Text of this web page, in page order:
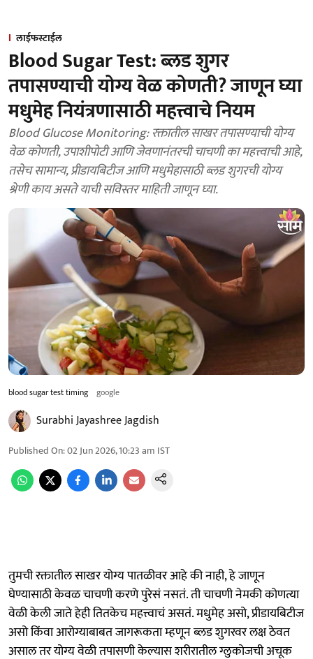
लाईफस्टाईल
Blood Sugar Test: ब्लड शुगर
तपासण्याची योग्य वेळ कोणती? जाणून घ्या
मधुमेह नियंत्रणासाठी महत्त्वाचे नियम
Blood Glucose Monitoring: रक्तातील साखर तपासण्याची योग्य
वेळ कोणती, उपाशीपोटी आणि जेवणानंतरची चाचणी का महत्त्वाची आहे,
तसेच सामान्य, प्रीडायबिटीज आणि मधुमेहासाठी ब्लड शुगरची योग्य
श्रेणी काय असते याची सविस्तर माहिती जाणून घ्या.
blood sugar test timing google
Surabhi Jayashree Jagdish
Published On:02 Jun 2026, 10:23 am IST
तुमची रक्तातील साखर योग्य पातळीवर आहे की नाही, हे जाणून
घेण्यासाठी केवळ चाचणी करणे पुरेसं नसतं. ती चाचणी नेमकी कोणत्या
वेळी केली जाते हेही तितकेच महत्त्वाचं असतं. मधुमेह असो, प्रीडायबिटीज
असो किंवा आरोग्याबाबत जागरूकता म्हणून ब्लड शुगरवर लक्ष ठेवत
असाल तर योग्य वेळी तपासणी केल्यास शरीरातील ग्लुकोजची अचूक